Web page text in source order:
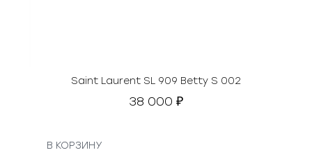
Saint Laurent SL 909 Betty S 002
38 000 ₽
В КОРЗИНУ